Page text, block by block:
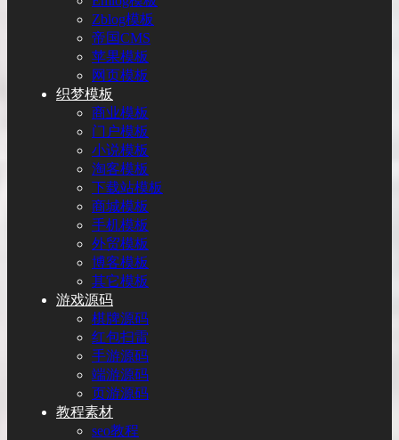
Zblog模板
帝国CMS
苹果模板
网页模板
织梦模板
商业模板
门户模板
小说模板
淘客模板
下载站模板
商城模板
手机模板
外贸模板
博客模板
其它模板
游戏源码
棋牌源码
红包扫雷
手游源码
端游源码
页游源码
教程素材
seo教程